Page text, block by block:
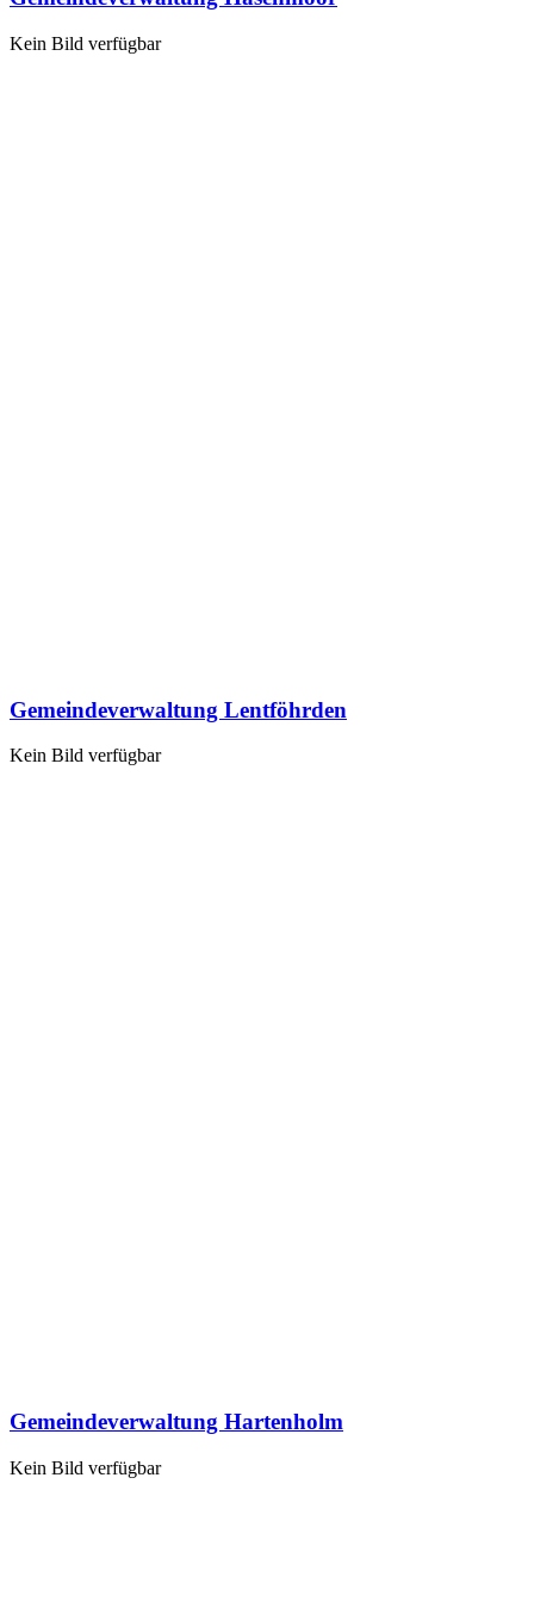
Kein Bild verfügbar
Gemeindeverwaltung Lentföhrden
Kein Bild verfügbar
Gemeindeverwaltung Hartenholm
Kein Bild verfügbar